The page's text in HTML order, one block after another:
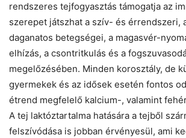
rendszeres tejfogyasztás támogatja az
szerepet játszhat a szív- és érrendszeri,
daganatos betegségei, a magasvér-
elhízás, a csontritkulás és a
megelőzésében. Minden korosztály, de
gyermekek és az idősek esetén fontos
étrend megfelelő kalcium-, valamint
A tej laktóztartalma hatására a tejből
felszívódása is jobban érvényesül, ami